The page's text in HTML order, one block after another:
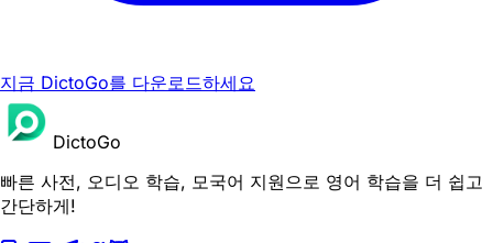
지금 DictoGo를 다운로드하세요
DictoGo
빠른 사전, 오디오 학습, 모국어 지원으로 영어 학습을 더 쉽고
간단하게!